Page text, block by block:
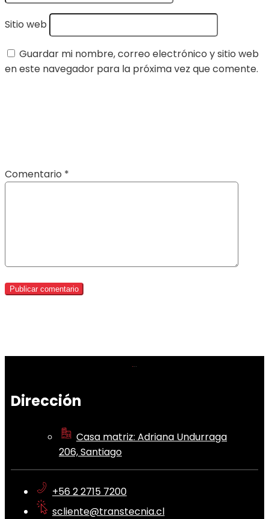
Sitio web
Guardar mi nombre, correo electrónico y sitio web
en este navegador para la próxima vez que comente.
Comentario *
Dirección
Casa matriz: Adriana Undurraga
206, Santiago
+56 2 2715 7200
scliente@transtecnia.cl